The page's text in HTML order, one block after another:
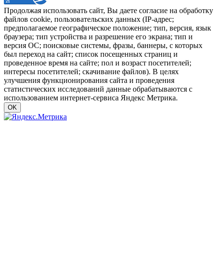
Продолжая использовать сайт, Вы даете согласие на обработку
файлов cookie, пользовательских данных (IP-адрес;
предполагаемое географическое положение; тип, версия, язык
браузера; тип устройства и разрешение его экрана; тип и
версия ОС; поисковые системы, фразы, баннеры, с которых
был переход на сайт; список посещенных страниц и
проведенное время на сайте; пол и возраст посетителей;
интересы посетителей; скачивание файлов). В целях
улучшения функционирования сайта и проведения
статистических исследований данные обрабатываются с
использованием интернет-сервиса Яндекс Метрика.
OK